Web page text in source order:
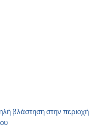
βλάστηση στην περιοχή